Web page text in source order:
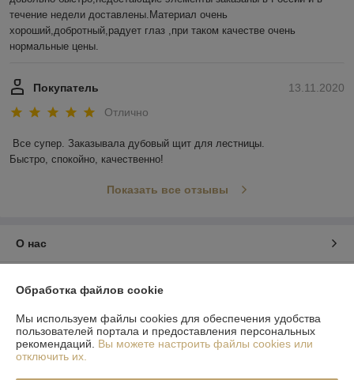
течение недели доставлены.Материал очень
хороший,добротный,радует глаз ,при таком качестве очень
нормальные цены.
13.11.2020
Покупатель
Отлично
Все супер. Заказывала дубовый щит для лестницы.
Быстро, спокойно, качественно!
Показать все отзывы
О нас
Доставка и оплата
График работы
Обработка файлов cookie
Мы используем файлы cookies для обеспечения удобства
пользователей портала и предоставления персональных
рекомендаций. Вы можете настроить файлы cookies или
отключить их.